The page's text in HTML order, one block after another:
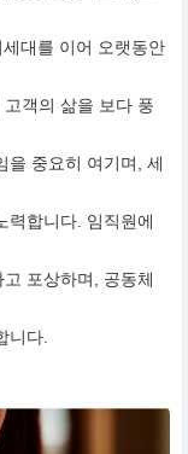
대를 이어 오랫동안
객의 삶을 보다 풍
을 중요히 여기며, 세
력합니다. 임직원에
포상하며, 공동체
니다.